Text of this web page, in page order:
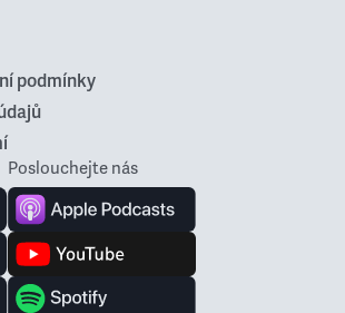
podmínky
Poslouchejte nás